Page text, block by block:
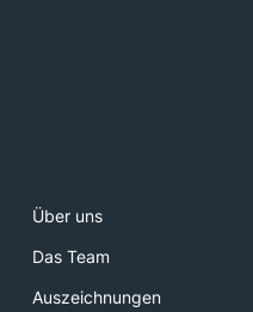
Über uns
Das Team
Auszeichnungen